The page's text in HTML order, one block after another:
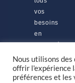
vos
besoins
en
et
en
marketing.
Nous utilisons
offrir l'expérience
préférences et les